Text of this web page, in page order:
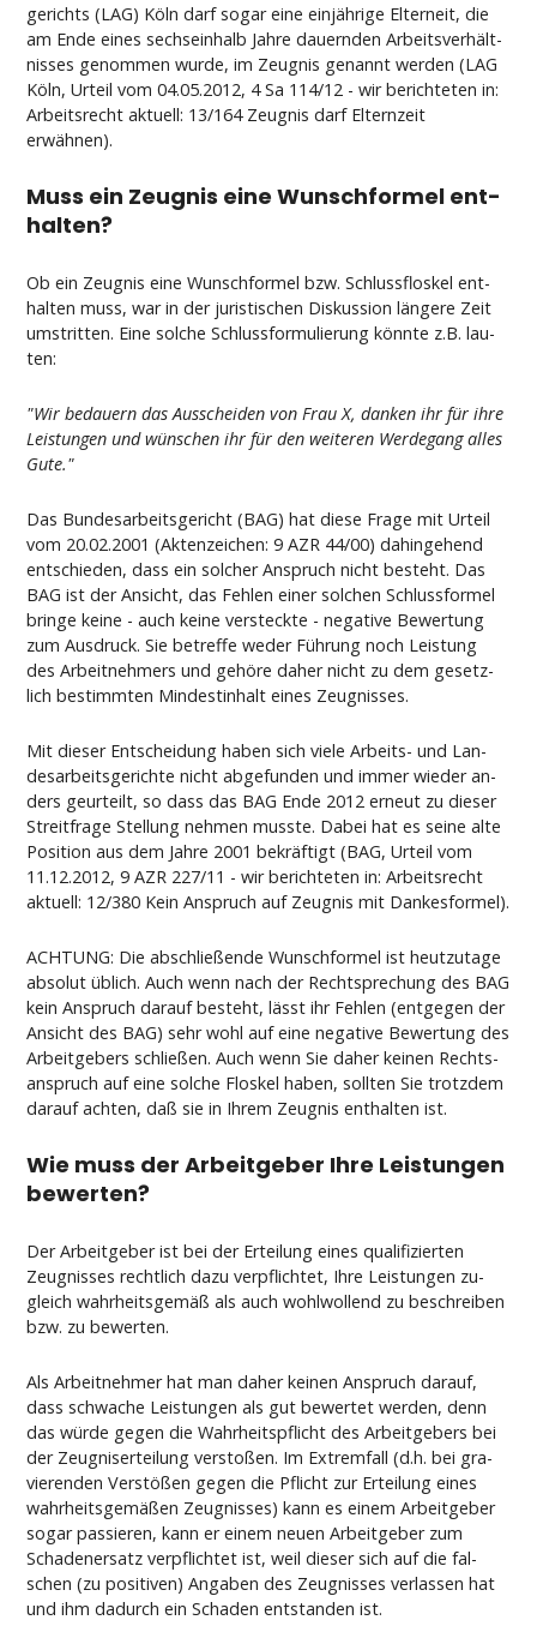
ge­richts (LAG) Köln darf so­gar ei­ne einjähri­ge El­ter­neit, die
am En­de ei­nes sechs­ein­halb Jah­re dau­ern­den Ar­beits­verhält­
nis­ses ge­nom­men wur­de, im Zeug­nis ge­nannt wer­den (LAG
Köln, Ur­teil vom 04.05.2012, 4 Sa 114/12 - wir be­rich­te­ten in:
Ar­beits­recht ak­tu­ell: 13/164 Zeug­nis darf El­tern­zeit
erwähnen).
Muss ein Zeug­nis ei­ne Wunsch­for­mel ent­
hal­ten?
Ob ein Zeug­nis ei­ne Wunsch­for­mel bzw. Schluss­flos­kel ent­
hal­ten muss, war in der ju­ris­ti­schen Dis­kus­si­on länge­re Zeit
um­strit­ten. Ei­ne sol­che Schluss­for­mu­lie­rung könn­te z.B. lau­
ten:
"Wir be­dau­ern das Aus­schei­den von Frau X, dan­ken ihr für ih­re
Leis­tun­gen und wünschen ihr für den wei­te­ren Wer­de­gang al­les
Gu­te."
Das Bun­des­ar­beits­ge­richt (BAG) hat die­se Fra­ge mit Ur­teil
vom 20.02.2001 (Ak­ten­zei­chen: 9 AZR 44/00) da­hin­ge­hend
ent­schie­den, dass ein sol­cher An­spruch nicht be­steht. Das
BAG ist der An­sicht, das Feh­len ei­ner sol­chen Schluss­for­mel
brin­ge kei­ne - auch kei­ne ver­steck­te - ne­ga­ti­ve Be­wer­tung
zum Aus­druck. Sie be­tref­fe we­der Führung noch Leis­tung
des Ar­beit­neh­mers und gehöre da­her nicht zu dem ge­setz­
lich be­stimm­ten Min­des­tin­halt ei­nes Zeug­nis­ses.
Mit die­ser Ent­schei­dung ha­ben sich vie­le Ar­beits- und Lan­
des­ar­beits­ge­rich­te nicht ab­ge­fun­den und im­mer wie­der an­
ders ge­ur­teilt, so dass das BAG En­de 2012 er­neut zu die­ser
Streit­fra­ge Stel­lung neh­men muss­te. Da­bei hat es sei­ne al­te
Po­si­ti­on aus dem Jah­re 2001 be­kräftigt (BAG, Ur­teil vom
11.12.2012, 9 AZR 227/11 - wir be­rich­te­ten in: Ar­beits­recht
ak­tu­ell: 12/380 Kein An­spruch auf Zeug­nis mit Dan­kes­for­mel).
ACH­TUNG: Die ab­sch­ließen­de Wunsch­for­mel ist heut­zu­ta­ge
ab­so­lut üblich. Auch wenn nach der Recht­spre­chung des BAG
kein An­spruch dar­auf be­steht, lässt ihr Feh­len (ent­ge­gen der
An­sicht des BAG) sehr wohl auf ei­ne ne­ga­ti­ve Be­wer­tung des
Ar­beit­ge­bers schließen. Auch wenn Sie da­her kei­nen Rechts­
an­spruch auf ei­ne sol­che Flos­kel ha­ben, soll­ten Sie trotz­dem
dar­auf ach­ten, daß sie in Ih­rem Zeug­nis ent­hal­ten ist.
Wie muss der Ar­beit­ge­ber Ih­re Leis­tun­gen
be­wer­ten?
Der Ar­beit­ge­ber ist bei der Er­tei­lung ei­nes qua­li­fi­zier­ten
Zeug­nis­ses recht­lich da­zu ver­pflich­tet, Ih­re Leis­tun­gen zu­
gleich wahr­heits­gemäß als auch wohl­wol­lend zu be­schrei­ben
bzw. zu be­wer­ten.
Als Ar­beit­neh­mer hat man da­her kei­nen An­spruch dar­auf,
dass schwa­che Leis­tun­gen als gut be­wer­tet wer­den, denn
das würde ge­gen die Wahr­heits­pflicht des Ar­beit­ge­bers bei
der Zeug­nis­er­tei­lung ver­s­toßen. Im Ex­trem­fall (d.h. bei gra­
vie­ren­den Verstößen ge­gen die Pflicht zur Er­tei­lung ei­nes
wahr­heits­gemäßen Zeug­nis­ses) kann es ei­nem Ar­beit­ge­ber
so­gar pas­sie­ren, kann er ei­nem neu­en Ar­beit­ge­ber zum
Scha­den­er­satz ver­pflich­tet ist, weil die­ser sich auf die fal­
schen (zu po­si­ti­ven) An­ga­ben des Zeug­nis­ses ver­las­sen hat
und ihm da­durch ein Scha­den ent­stan­den ist.